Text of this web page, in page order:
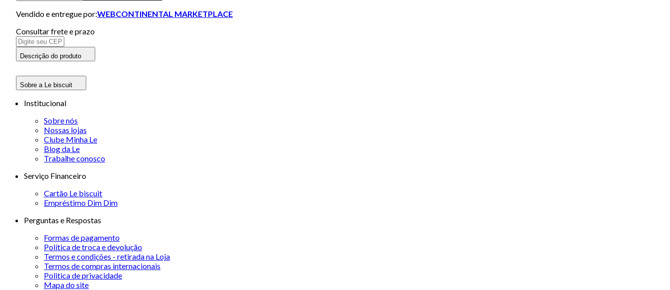
Vendido e entregue por:WEBCONTINENTAL MARKETPLACE
Consultar frete e prazo
Descrição do produto
Sobre a Le biscuit
Institucional
Sobre nós
Nossas lojas
Clube Minha Le
Blog da Le
Trabalhe conosco
Serviço Financeiro
Cartão Le biscuit
Empréstimo Dim Dim
Perguntas e Respostas
Formas de pagamento
Política de troca e devolução
Termos e condições - retirada na Loja
Termos de compras internacionais
Politica de privacidade
Mapa do site